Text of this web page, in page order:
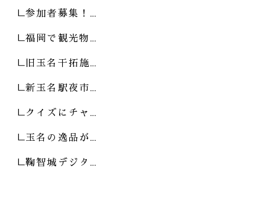
参加者募集！…
福岡で観光物…
旧玉名干拓施…
新玉名駅夜市…
クイズにチャ…
玉名の逸品が…
鞠智城デジタ…